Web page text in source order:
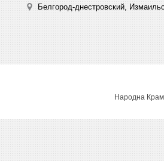
Белгород-днестровский,